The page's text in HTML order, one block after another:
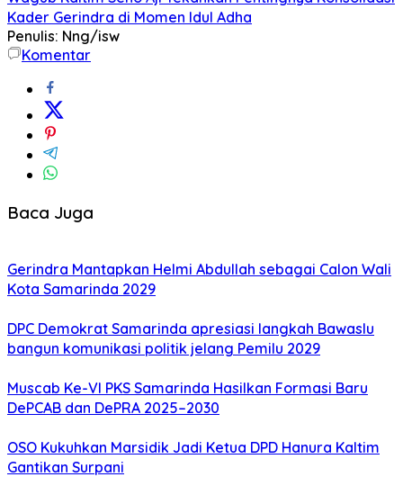
Kader Gerindra di Momen Idul Adha
Penulis: Nng/isw
Komentar
Baca Juga
Gerindra Mantapkan Helmi Abdullah sebagai Calon Wali
Kota Samarinda 2029
DPC Demokrat Samarinda apresiasi langkah Bawaslu
bangun komunikasi politik jelang Pemilu 2029
Muscab Ke-VI PKS Samarinda Hasilkan Formasi Baru
DePCAB dan DePRA 2025–2030
OSO Kukuhkan Marsidik Jadi Ketua DPD Hanura Kaltim
Gantikan Surpani